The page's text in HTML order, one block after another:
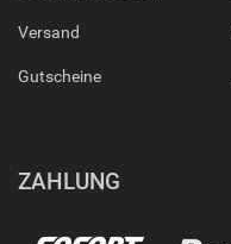
Versand
Gutscheine
ZAHLUNG